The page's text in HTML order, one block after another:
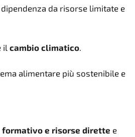
da risorse limitate e
ilcambio climatico.
alimentare più sostenibile e
formativo e risorse dirette e